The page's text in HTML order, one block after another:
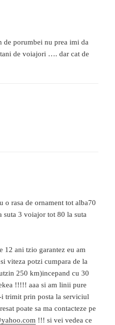
de porumbei nu prea imi da
de voiajori …. dar cat de
rasa de ornament tot alba70
3 voiajor tot 80 la suta
12 ani tzio garantez eu am
viteza potzi cumpara de la
250 km)incepand cu 30
!!!!! aaa si am linii pure
trimit prin posta la serviciul
poate sa ma contacteze pe
!!! si vei vedea ce